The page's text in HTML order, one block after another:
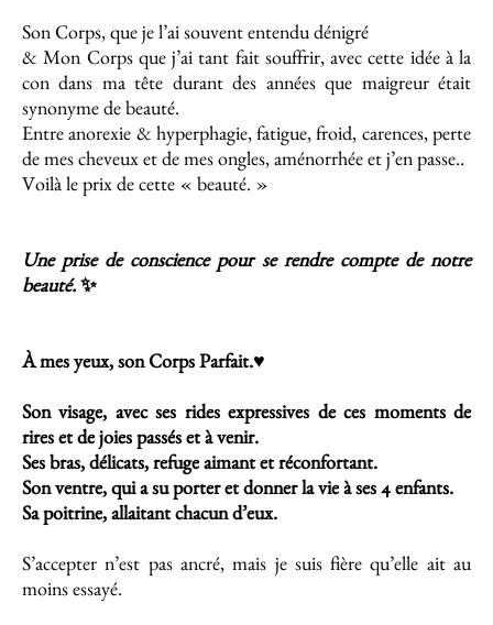
Son Corps, que je l’ai souvent entendu dénigré
& Mon Corps que j’ai tant fait souffrir, avec cette idée à la
con dans ma tête durant des années que maigreur était
synonyme de beauté.
Entre anorexie & hyperphagie, fatigue, froid, carences, perte
de mes cheveux et de mes ongles, aménorrhée et j’en passe..
Voilà le prix de cette « beauté. »
Une prise de conscience pour se rendre compte de notre
beauté. ✨
À mes yeux, son Corps Parfait.♥️
Son visage, avec ses rides expressives de ces moments de
rires et de joies passés et à venir.
Ses bras, délicats, refuge aimant et réconfortant.
Son ventre, qui a su porter et donner la vie à ses 4 enfants.
Sa poitrine, allaitant chacun d’eux.
S’accepter n’est pas ancré, mais je suis fière qu’elle ait au
moins essayé.